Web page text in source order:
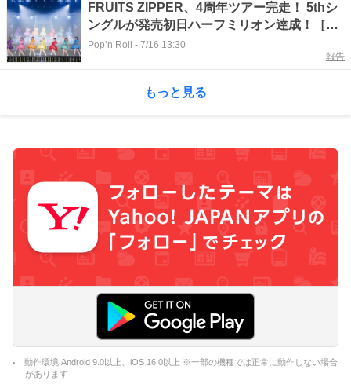
FRUITS ZIPPER、4周年ツアー完走！ 5thシ
ングルが発売初日ハーフミリオン達成！［ラ
イブレポート］
Pop’n’Roll - 7/16 13:30
報告
もっと見る
動作環境 Android 9.0以上、iOS 16.0以上 ※一部の機種では正常に動作しない場合
があります